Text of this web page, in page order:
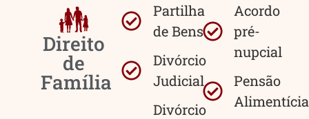
Direito
de
Família
Partilha
de Bens
Divórcio
Judicial
Divórcio
Acordo
pré-
nupcial
Pensão
Alimentícia